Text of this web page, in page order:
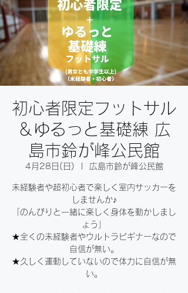
初心者限定フットサル
＆ゆるっと基礎練 広
島市鈴が峰公民館
4月28日(日) 広島市鈴が峰公民館
未経験者や超初心者で楽しく室内サッカーを
しませんか♪
「のんびりと一緒に楽しく身体を動かしまし
ょう」
★全くの未経験者やウルトラビギナーなので
自信が無い。
★久しく運動していないので体力に自信が無
い。